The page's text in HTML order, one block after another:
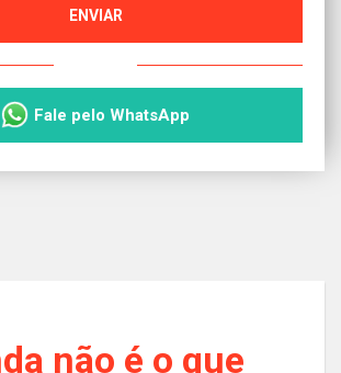
ENVIAR
Fale pelo WhatsApp
não é o que